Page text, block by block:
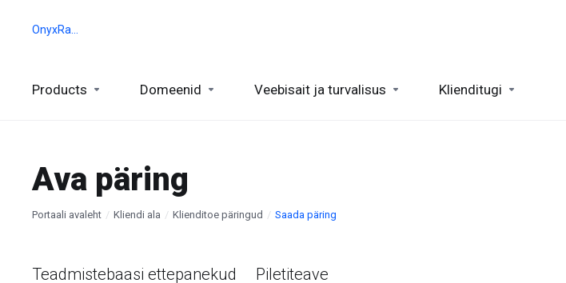
Products Domeenid Veebisait ja turvalisus Klienditugi
Ava päring
Portaali avaleht Kliendi ala Klienditoe päringud Saada päring
Teadmistebaasi ettepanekud Piletiteave